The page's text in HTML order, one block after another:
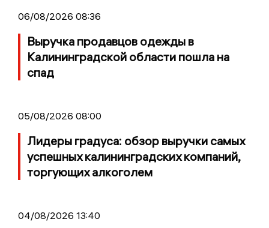
06/08/2026 08:36
Выручка продавцов одежды в
Калининградской области пошла на
спад
05/08/2026 08:00
Лидеры градуса: обзор выручки самых
успешных калининградских компаний,
торгующих алкоголем
04/08/2026 13:40